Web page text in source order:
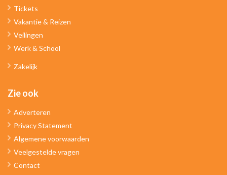
Tickets
Vakantie & Reizen
Veilingen
Werk & School
Zakelijk
Zie ook
Adverteren
Privacy Statement
Algemene voorwaarden
Veelgestelde vragen
Contact